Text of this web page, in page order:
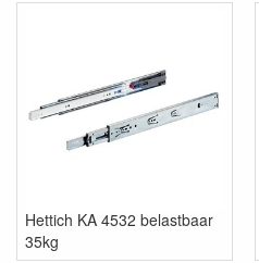
Hettich KA 4532 belastbaar
35kg